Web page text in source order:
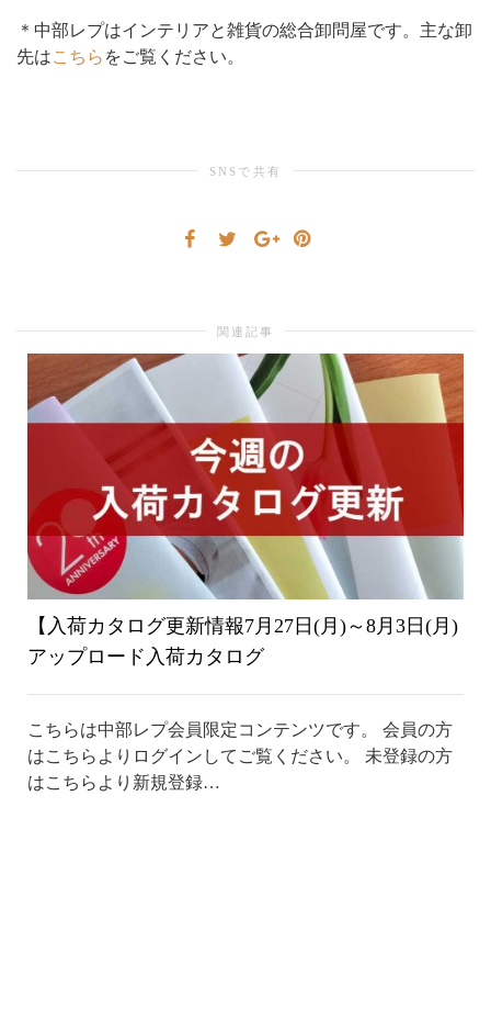
＊中部レプはインテリアと雑貨の総合卸問屋です。主な卸
先はこちら をご覧ください。
SNSで共有
関連記事
【入荷カタログ更新情報7月27日(月)～8月3日(月)
アップロード入荷カタログ
こちらは中部レプ会員限定コンテンツです。 会員の方
はこちらよりログインしてご覧ください。 未登録の方
はこちらより新規登録…